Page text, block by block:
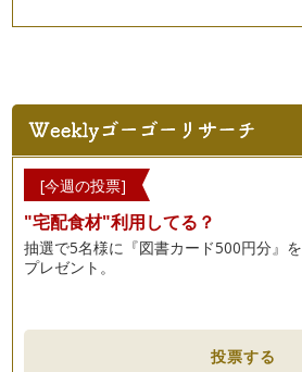
[今週の投票]
"宅配食材"利用してる？
抽選で5名様に『図書カード500円分』を
プレゼント。
投票する